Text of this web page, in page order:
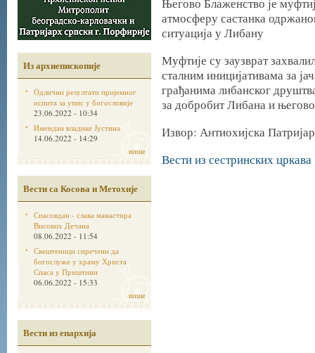
Из архиепископије
Одлични резултати пријемног
испита за упис у богословије
23.06.2022 - 10:34
Имендан владике Јустина
14.06.2022 - 14:29
више
Вести са Косова и Метохије
Спасовдан - слава манастира
Високих Дечана
08.06.2022 - 11:54
Свештеници спречени да
богослуже у храму Христа
Спаса у Приштини
06.06.2022 - 15:33
више
Вести из епархија
атмосферу састанка
ситуација у Либану
Муфтије су заузврат
сталним иницијативама за
грађанима либанског
за добробит Либана и
Извор: Антиохијска
Вести из сестринских цркава